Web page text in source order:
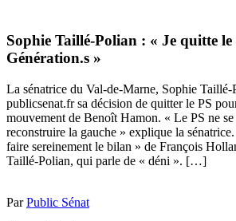
Sophie Taillé-Polian : « Je quitte le
Génération.s »
La sénatrice du Val-de-Marne, Sophie Taillé-
publicsenat.fr sa décision de quitter le PS
mouvement de Benoît Hamon. « Le PS ne
reconstruire la gauche » explique la
faire sereinement le bilan » de François
Taillé-Polian, qui parle de « déni ». […]
ParPublic Sénat